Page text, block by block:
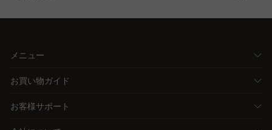
メニュー
お買い物ガイド
お客様サポート